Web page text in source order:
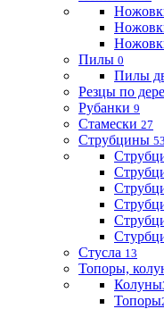
Пилы 0
Пилы
Резцы по
Рубанки 9
Стамески 27
Струбцины 53
Стусла 13
Топоры,
Колуны
Топоры